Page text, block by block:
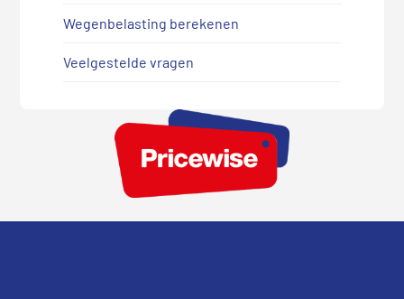
Wegenbelasting berekenen
Veelgestelde vragen